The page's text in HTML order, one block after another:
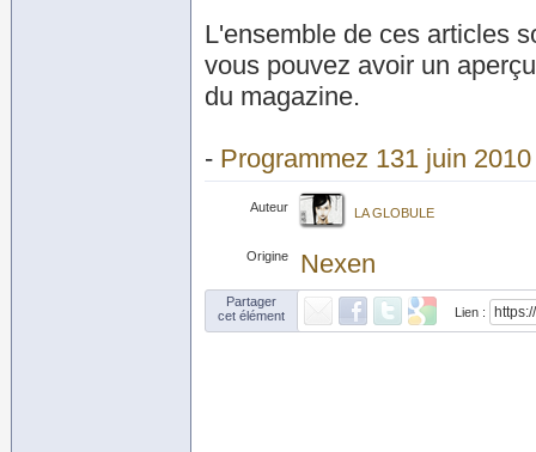
L'ensemble de ces articles
vous pouvez avoir un
du magazine.
- Programmez 131 juin 2010
Auteur LA GLOBULE
Origine Nexen
Partager
cet élément
Lien :